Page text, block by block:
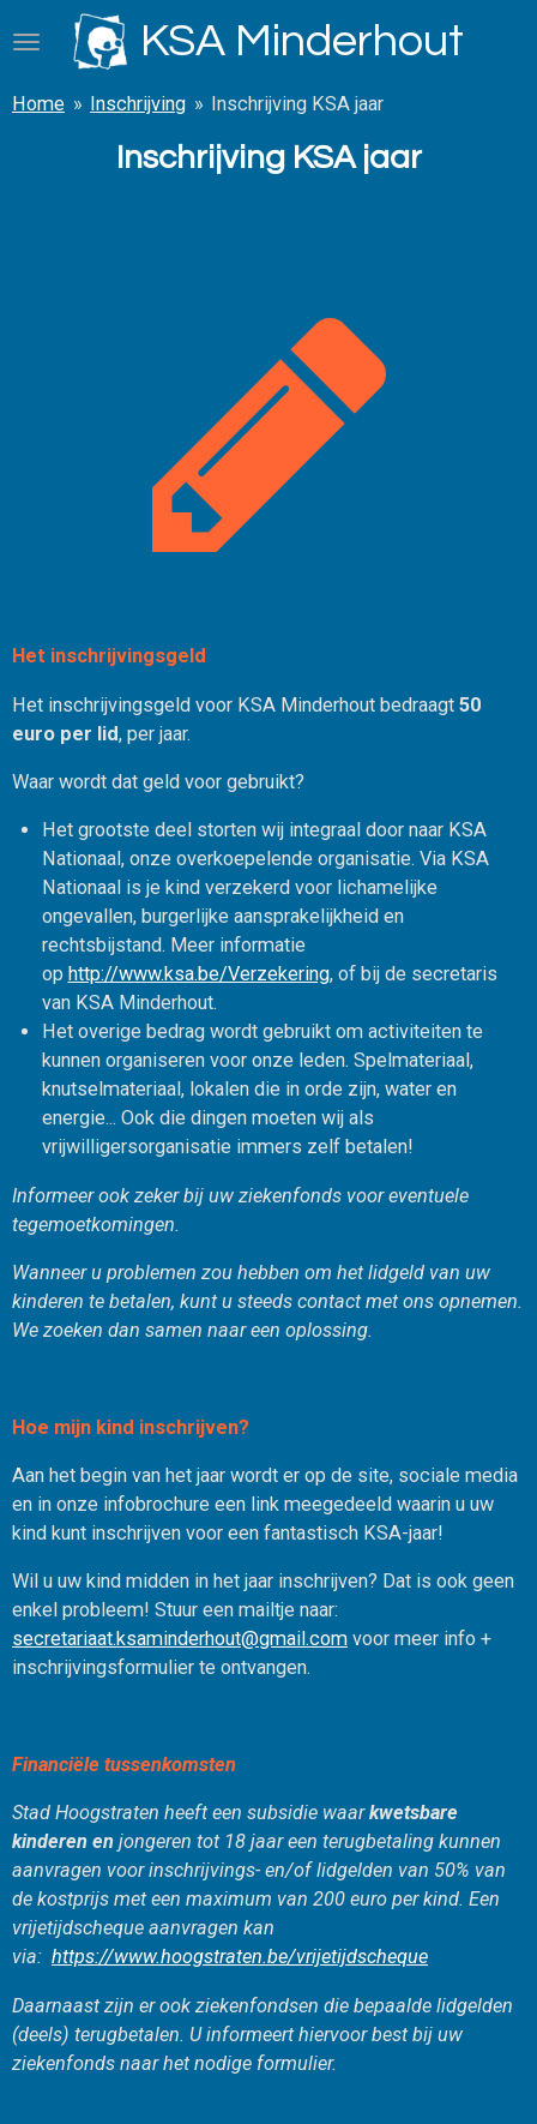
direct
de
hoofdinhoud
KSA Minderhout
Home » Inschrijving » Inschrijving KSA jaar
Inschrijving KSA jaar
Het inschrijvingsgeld
Het inschrijvingsgeld voor KSA Minderhout bedraagt 50
euro per lid, per jaar.
Waar wordt dat geld voor gebruikt?
Het grootste deel storten wij integraal door naar KSA
Nationaal, onze overkoepelende organisatie. Via KSA
Nationaal is je kind verzekerd voor lichamelijke
ongevallen, burgerlijke aansprakelijkheid en
rechtsbijstand. Meer informatie
op http://www.ksa.be/Verzekering, of bij de secretaris
van KSA Minderhout.
Het overige bedrag wordt gebruikt om activiteiten te
kunnen organiseren voor onze leden. Spelmateriaal,
knutselmateriaal, lokalen die in orde zijn, water en
energie... Ook die dingen moeten wij als
vrijwilligersorganisatie immers zelf betalen!
Informeer ook zeker bij uw ziekenfonds voor eventuele
tegemoetkomingen.
Wanneer u problemen zou hebben om het lidgeld van uw
kinderen te betalen, kunt u steeds contact met ons opnemen.
We zoeken dan samen naar een oplossing.
Hoe mijn kind inschrijven?
Aan het begin van het jaar wordt er op de site, sociale media
en in onze infobrochure een link meegedeeld waarin u uw
kind kunt inschrijven voor een fantastisch KSA-jaar!
Wil u uw kind midden in het jaar inschrijven? Dat is ook geen
enkel probleem! Stuur een mailtje naar:
secretariaat.ksaminderhout@gmail.com voor meer info +
inschrijvingsformulier te ontvangen.
Financiële tussenkomsten
Stad Hoogstraten heeft een subsidie waarkwetsbare
kinderen en jongeren tot 18 jaar een terugbetaling kunnen
aanvragen voor inschrijvings- en/of lidgelden van 50% van
de kostprijs met een maximum van 200 euro per kind. Een
vrijetijdscheque aanvragen kan
via: https://www.hoogstraten.be/vrijetijdscheque
Daarnaast zijn er ook ziekenfondsen die bepaalde lidgelden
(deels) terugbetalen. U informeert hiervoor best bij uw
ziekenfonds naar het nodige formulier.